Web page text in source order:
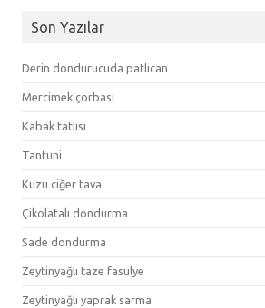
Son Yazılar
Derin dondurucuda patlıcan
Mercimek çorbası
Kabak tatlısı
Tantuni
Kuzu ciğer tava
Çikolatalı dondurma
Sade dondurma
Zeytinyağlı taze fasulye
Zeytinyağlı yaprak sarma